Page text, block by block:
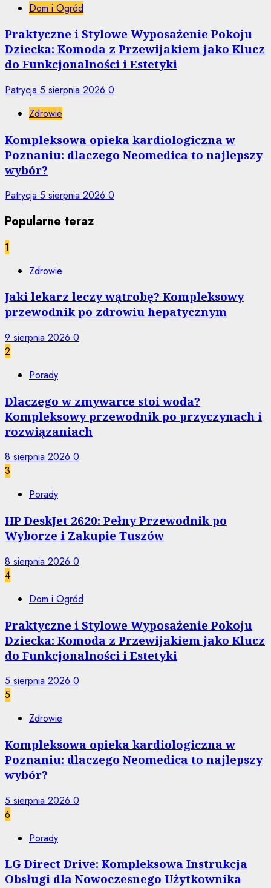
Dom i Ogród
Praktyczne i Stylowe Wyposażenie Pokoju
Dziecka: Komoda z Przewijakiem jako Klucz
do Funkcjonalności i Estetyki
Patrycja 5 sierpnia 2026 0
Zdrowie
Kompleksowa opieka kardiologiczna w
Poznaniu: dlaczego Neomedica to najlepszy
wybór?
Patrycja 5 sierpnia 2026 0
Popularne teraz
1
Zdrowie
Jaki lekarz leczy wątrobę? Kompleksowy
przewodnik po zdrowiu hepatycznym
9 sierpnia 2026 0
2
Porady
Dlaczego w zmywarce stoi woda?
Kompleksowy przewodnik po przyczynach i
rozwiązaniach
8 sierpnia 2026 0
3
Porady
HP DeskJet 2620: Pełny Przewodnik po
Wyborze i Zakupie Tuszów
8 sierpnia 2026 0
4
Dom i Ogród
Praktyczne i Stylowe Wyposażenie Pokoju
Dziecka: Komoda z Przewijakiem jako Klucz
do Funkcjonalności i Estetyki
5 sierpnia 2026 0
5
Zdrowie
Kompleksowa opieka kardiologiczna w
Poznaniu: dlaczego Neomedica to najlepszy
wybór?
5 sierpnia 2026 0
6
Porady
LG Direct Drive: Kompleksowa Instrukcja
Obsługi dla Nowoczesnego Użytkownika